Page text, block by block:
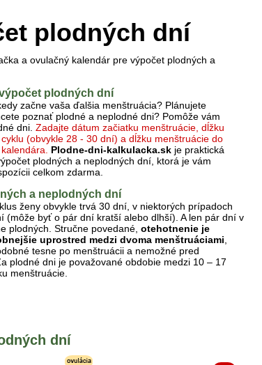
plodných dní
a ovulačný kalendár pre výpočet plodných a
plodných dní
začne vaša ďalšia menštruácia? Plánujete
poznať plodné a neplodné dni? Pomôže vám
dni. Zadajte dátum začiatku menštruácie, dĺžku
(obvykle 28 - 30 dní) a dĺžku menštruácie do
Plodne-dni-kalkulacka.sk je praktická
plodných a neplodných dní, ktorá je vám
celkom zdarma.
a neplodných dní
ženy obvykle trvá 30 dní, v niektorých prípadoch
(môže byť o pár dní kratší alebo dlhší). A len pár dní v
plodných. Stručne povedané, otehotnenie je
uprostred medzi dvoma menštruáciami
tesne po menštruácii a nemožné pred
plodné dni je považované obdobie medzi 10 – 17
menštruácie.
dní